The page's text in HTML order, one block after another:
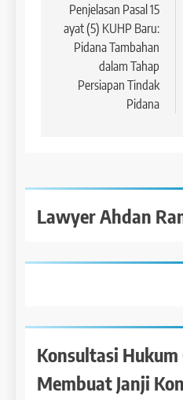
pos
Penjelasan Pasal 15
ayat (5) KUHP Baru:
Pidana Tambahan
dalam Tahap
Persiapan Tindak
Pidana
Lawyer Ahdan
Konsultasi
Membuat Janji